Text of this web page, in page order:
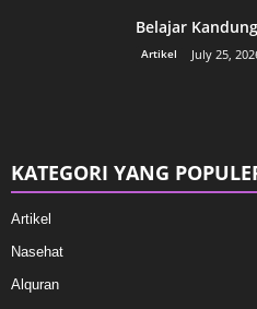
Belajar
Artikel July 25,
KATEGORI YANG
Artikel
Nasehat
Alquran